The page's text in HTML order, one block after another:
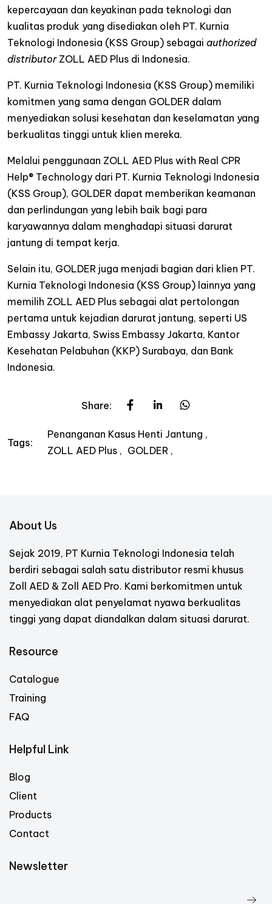
kepercayaan dan keyakinan pada teknologi dan
kualitas produk yang disediakan oleh PT. Kurnia
Teknologi Indonesia (KSS Group) sebagai authorized
distributorZOLL AED Plus di Indonesia.
PT. Kurnia Teknologi Indonesia (KSS Group) memiliki
komitmen yang sama dengan GOLDER dalam
menyediakan solusi kesehatan dan keselamatan yang
berkualitas tinggi untuk klien mereka.
Melalui penggunaan ZOLL AED Plus with Real CPR
Help® Technology dari PT. Kurnia Teknologi Indonesia
(KSS Group), GOLDER dapat memberikan keamanan
dan perlindungan yang lebih baik bagi para
karyawannya dalam menghadapi situasi darurat
jantung di tempat kerja.
Selain itu, GOLDER juga menjadi bagian dari klien PT.
Kurnia Teknologi Indonesia (KSS Group) lainnya yang
memilih ZOLL AED Plus sebagai alat pertolongan
pertama untuk kejadian darurat jantung, seperti US
Embassy Jakarta, Swiss Embassy Jakarta, Kantor
Kesehatan Pelabuhan (KKP) Surabaya, dan Bank
Indonesia.
Share:
Tags:
Penanganan Kasus Henti Jantung
ZOLL AED Plus
GOLDER
About Us
Sejak 2019, PT Kurnia Teknologi Indonesia telah
berdiri sebagai salah satu distributor resmi khusus
Zoll AED & Zoll AED Pro. Kami berkomitmen untuk
menyediakan alat penyelamat nyawa berkualitas
tinggi yang dapat diandalkan dalam situasi darurat.
Resource
Catalogue
Training
FAQ
Helpful Link
Blog
Client
Products
Contact
Newsletter